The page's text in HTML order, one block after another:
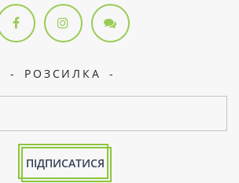
РОЗСИЛКА
ПІДПИСАТИСЯ